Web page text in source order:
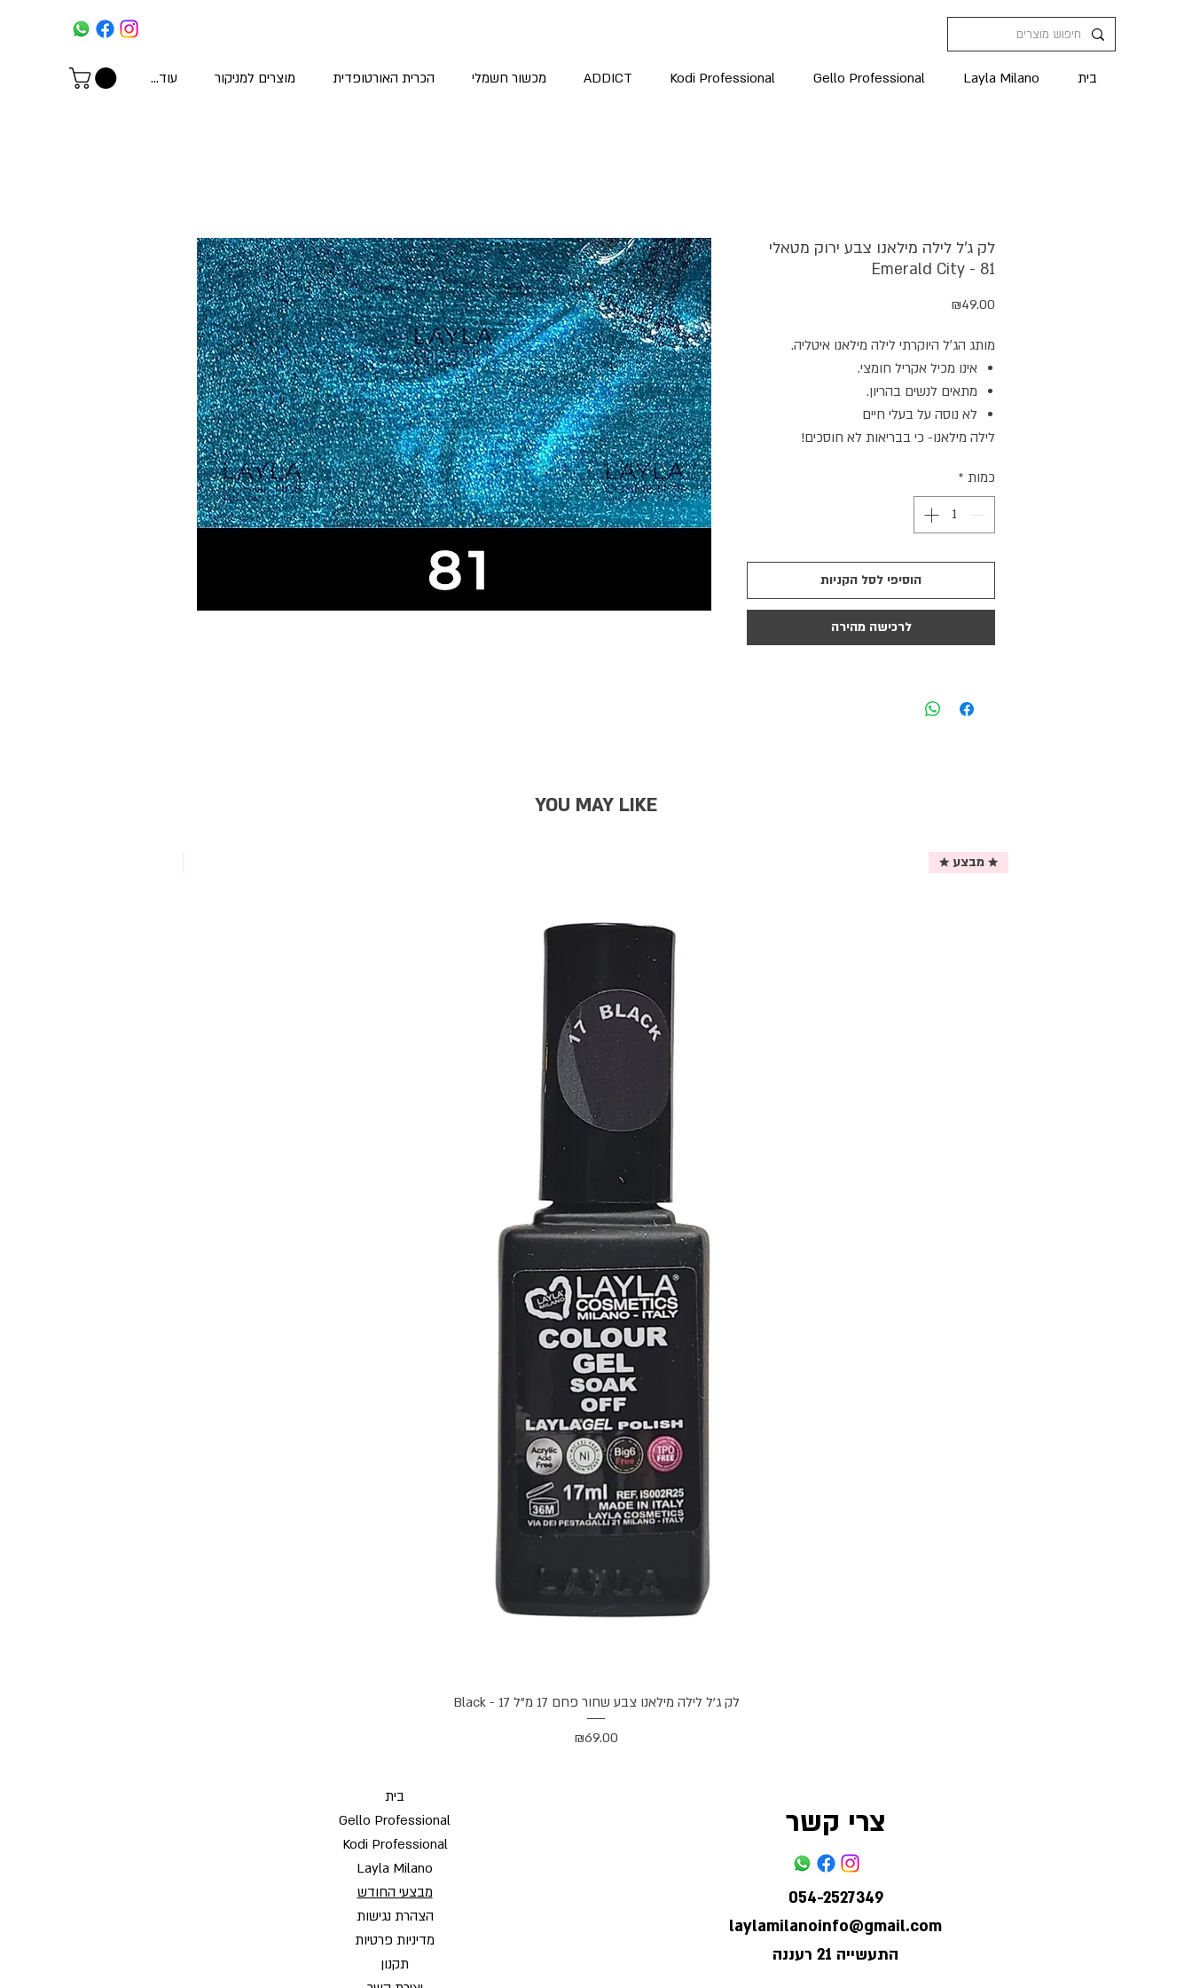
בית Layla Milano
Gello Professional
Kodi Professional
ADDICT מכשור חשמלי הכרית האורטופדית מוצרים למניקור עוד...
לק ג'ל לילה מילאנו צבע ירוק מטאלי
Emerald City - 81
₪49.00
מותג הג׳ל היוקרתי לילה מילאנו איטליה.
אינו מכיל אקריל חומצי.
מתאים לנשים בהריון.
לא נוסה על בעלי חיים
לילה מילאנו- כי בבריאות לא חוסכים!
כמות *
הוסיפי לסל הקניות
לרכישה מהירה
YOU MAY LIKE
תצוגה מהירה
★ מבצע ★
לק ג'ל לילה מילאנו צבע שחור פחם 17 מ"ל Black - 17
מחיר
₪69.00
בית
Gello Professional
Kodi Professional
Layla Milano
מבצעי החודש
הצהרת נגישות
מדיניות פרטיות
תקנון
צרי קשר
054-2527349
laylamilanoinfo@gmail.com
התעשייה 21 רעננה